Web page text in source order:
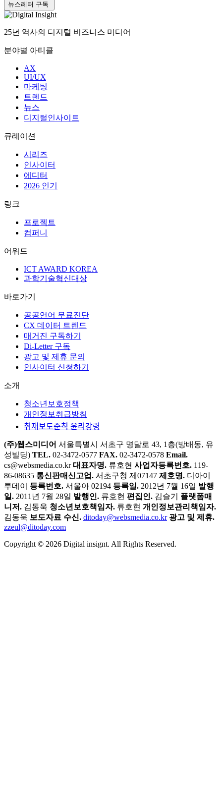
뉴스레터 구독
25년 역사의 디지털 비즈니스 미디어
분야별 아티클
AX
UI/UX
마케팅
트렌드
뉴스
디지털인사이트
큐레이션
시리즈
인사이터
에디터
2026 인기
링크
프로젝트
컴퍼니
어워드
ICT AWARD KOREA
과학기술혁신대상
바로가기
공공언어 무료진단
CX 데이터 트렌드
매거진 구독하기
Di-Letter 구독
광고 및 제휴 문의
인사이터 신청하기
소개
청소년보호정책
개인정보취급방침
취재보도준칙 윤리강령
(주)웹스미디어 서울특별시 서초구 명달로 43, 1층(방배동, 유
성빌딩) TEL. 02-3472-0577 FAX. 02-3472-0578 Email.
cs@websmedia.co.kr 대표자명. 류호현 사업자등록번호. 119-
86-08635 통신판매신고업. 서초구청 제07147 제호명. 디아이
투데이
등록번호. 서울아 02194 등록일. 2012년 7월 16일 발행
일. 2011년 7월 28일 발행인. 류호현 편집인. 김슬기
플랫폼매
니저. 김동욱 청소년보호책임자. 류호현 개인정보관리책임자.
김동욱 보도자료 수신. ditoday@websmedia.co.kr 광고 및 제휴.
zzeul@ditoday.com
Copyright © 2026 Digital insignt. All Rights Reserved.